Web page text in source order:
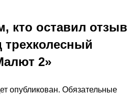
кто оставил отзыв
трехколесный
2»
опубликован. Обязательные